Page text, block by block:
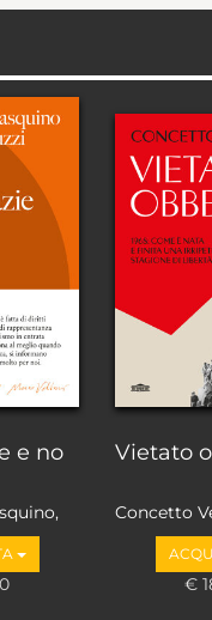
e no Vietato
Concetto
€